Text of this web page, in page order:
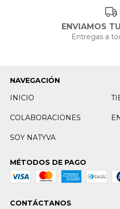
ENVIAMOS
Entregas a
NAVEGACIÓN
INICIO
COLABORACIONES
SOY NATYVA
MÉTODOS DE PAGO
CONTÁCTANOS